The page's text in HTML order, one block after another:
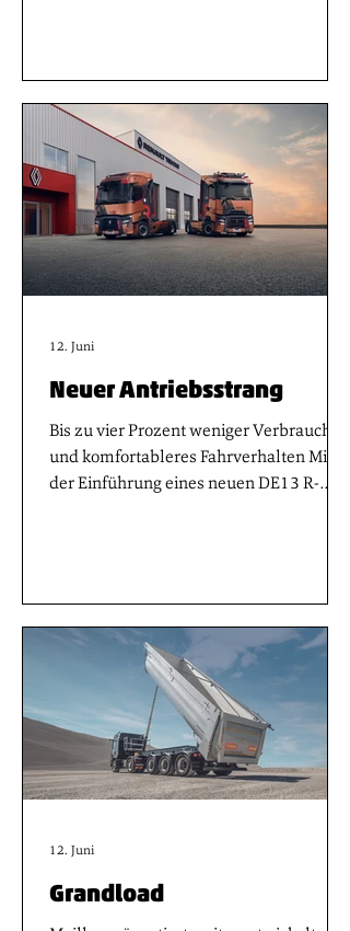
Fahrzeug basiert auf dem bisherigen
Sattelkoffer S.KO Faltwand. Die
vollständig seitlich öffnenden
Seitenwände ermöglichen den direkten
Zugang zur Ladung auch an Standorten
mit eingeschränktem Heckzugang
Neuer Antriebsstrang
Bis zu vier Prozent weniger Verbrauch
und komfortableres Fahrverhalten Mit
der Einführung eines neuen DE13 R-
eine Reduzierung des
Kraftstoffverbrauchs und der CO2-
Emissionen um bis zu 4 Prozent im
Vergleich zur Vorgängergeneration. Der
neue Antriebsstrang ist mit den
erneuerbaren Kraftstoff
12. Juni
Grandload
12. Juni